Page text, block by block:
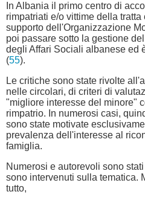
In Albania il primo centro di
rimpatriati e/o vittime della tratta
supporto dell'Organizzazione
poi passare sotto la gestione
degli Affari Sociali albanese ed
(55).
Le critiche sono state rivolte
nelle circolari, di criteri di
"migliore interesse del minore"
rimpatrio. In numerosi casi,
sono state motivate
prevalenza dell'interesse al
famiglia.
Numerosi e autorevoli sono
sono intervenuti sulla tematica.
tutto,